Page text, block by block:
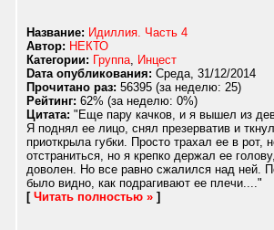
Название: Идиллия. Часть 4
Автор: НЕКТО
Категории: Группа, Инцест
Dата опубликования: Среда, 31/12/2014
Прочитано раз: 56395 (за неделю: 25)
Рейтинг: 62% (за неделю: 0%)
Цитата: "Еще пару качков, и я вышел из
Я поднял ее лицо, снял презерватив и
приоткрыла губки. Просто трахал ее в
отстраниться, но я крепко держал ее
доволен. Но все равно сжалился над ней.
было видно, как подрагивают ее плечи...."
[ Читать полностью » ]